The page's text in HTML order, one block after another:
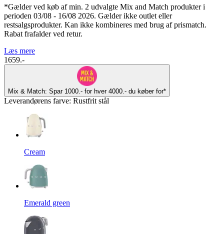
*Gælder ved køb af min. 2 udvalgte Mix and Match produkter i
perioden 03/08 - 16/08 2026. Gælder ikke outlet eller
restsalgsprodukter. Kan ikke kombineres med brug af prismatch.
Rabat frafalder ved retur.
Læs mere
1659.-
Mix & Match: Spar 1000.- for hver 4000.- du køber for*
Leverandørens farve: Rustfrit stål
Cream
Emerald green